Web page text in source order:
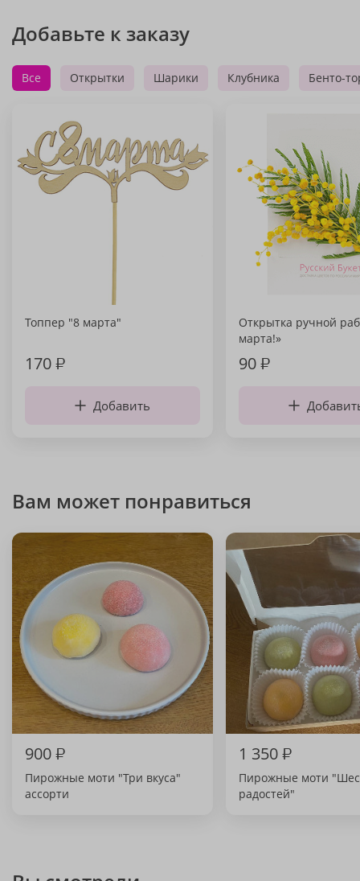
Добавьте к заказу
Все Открытки Шарики Клубника Бенто-
Топпер "8 марта"
170₽
Добавить
Открытка ручной
марта!»
90₽
Вам может понравиться
900₽
Пирожные моти "Три вкуса"
ассорти
1 350₽
Пирожные моти
радостей"